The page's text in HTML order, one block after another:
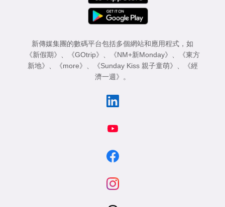
新傳媒集團的數碼平台包括多個網站和應用程式，如
《新假期》
《GOtrip》 《NM+新Monday》
《東方
新地》
《more》 《Sunday Kiss 親子童萌》
《經
濟一週》
。